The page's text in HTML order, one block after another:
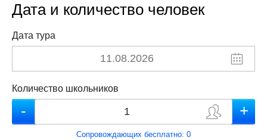
Дата и количество человек
Дата тура
Количество школьников
Сопровождающих бесплатно: 0